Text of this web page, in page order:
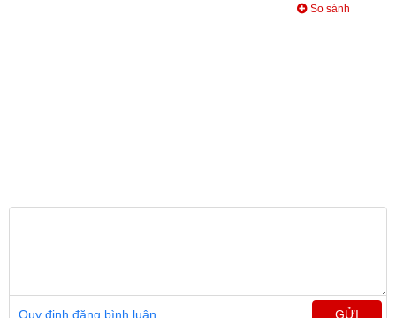
So sánh
Quy định đăng bình luận GỬI